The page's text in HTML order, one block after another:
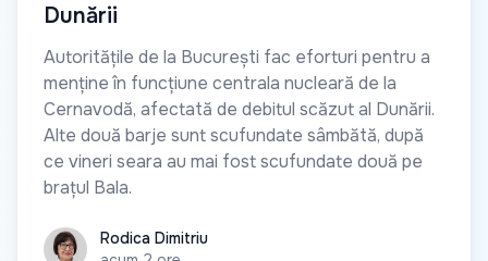
Dunării
Autoritățile de la București fac eforturi pentru a
menține în funcțiune centrala nucleară de la
Cernavodă, afectată de debitul scăzut al Dunării.
Alte două barje sunt scufundate sâmbătă, după
ce vineri seara au mai fost scufundate două pe
brațul Bala.
Rodica Dimitriu
Rodica Dimitriu